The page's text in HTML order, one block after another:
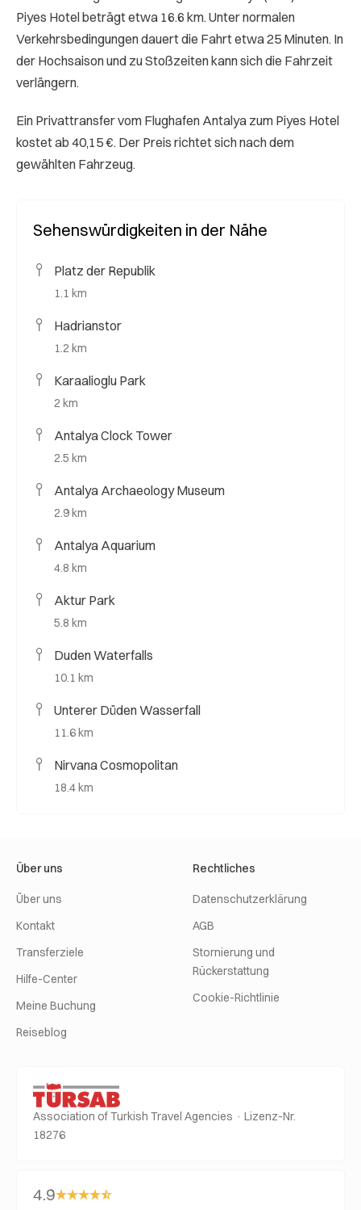
Piyes Hotel beträgt etwa 16.6 km. Unter normalen
Verkehrsbedingungen dauert die Fahrt etwa 25 Minuten. In
der Hochsaison und zu Stoßzeiten kann sich die Fahrzeit
verlängern.
Ein Privattransfer vom Flughafen Antalya zum Piyes Hotel
kostet ab 40,15 €. Der Preis richtet sich nach dem
gewählten Fahrzeug.
Sehenswürdigkeiten in der Nähe
Platz der Republik
1.1 km
Hadrianstor
1.2 km
Karaalioglu Park
2 km
Antalya Clock Tower
2.5 km
Antalya Archaeology Museum
2.9 km
Antalya Aquarium
4.8 km
Aktur Park
5.8 km
Duden Waterfalls
10.1 km
Unterer Düden Wasserfall
11.6 km
Nirvana Cosmopolitan
18.4 km
Über uns
Über uns
Kontakt
Transferziele
Hilfe-Center
Meine Buchung
Reiseblog
Rechtliches
Datenschutzerklärung
AGB
Stornierung und
Rückerstattung
Cookie-Richtlinie
Association of Turkish Travel Agencies · Lizenz-Nr.
18276
4.9